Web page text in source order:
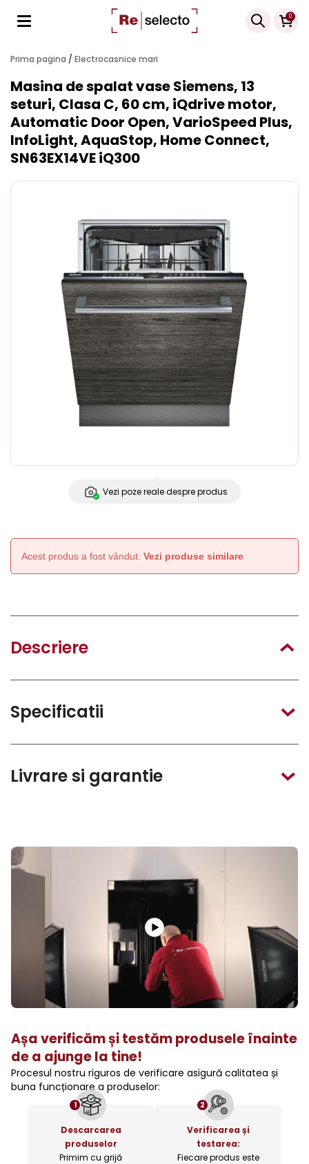
0
Products
search
Prima pagina / Electrocasnice mari
Masina de spalat vase Siemens, 13
seturi, Clasa C, 60 cm, iQdrive motor,
Automatic Door Open, VarioSpeed Plus,
InfoLight, AquaStop, Home Connect,
SN63EX14VE iQ300
Vezi poze reale despre produs
Acest produs a fost vândut. Vezi produse similare
Descriere
Specificatii
Livrare si garantie
Așa verificăm și testăm produsele înainte
de a ajunge la tine!
Procesul nostru riguros de verificare asigură calitatea și
buna funcționare a produselor:
1
Descarcarea
produselor
Primim cu grijă
2
Verificarea și
testarea:
Fiecare produs este